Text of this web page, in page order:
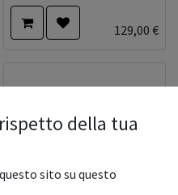
129,00 €
della tua
sito su questo